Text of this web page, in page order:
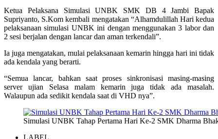
Ketua Pelaksana Simulasi UNBK SMK DB 4 Jambi Bapak
Supriyanto, S.Kom kembali mengatakan “Alhamdulillah Hari kedua
pelaksanaan simulasi UNBK ini dengan menggunakan 3 labor dan
2 sesi berjalan dengan lancar dan aman terkendali”.
Ia juga mengatakan, mulai pelaksanaan kemarin hingga hari ini tidak
ada kendala yang berarti.
“Semua lancar, bahkan saat proses sinkronisasi masing-masing
server ujian Selasa malam kemarin juga tidak ada masalah.
Walaupun ada sedikit kendala saat di VHD nya”.
Simulasi UNBK Tahap Pertama Hari Ke-2 SMK Dharma
LABEL